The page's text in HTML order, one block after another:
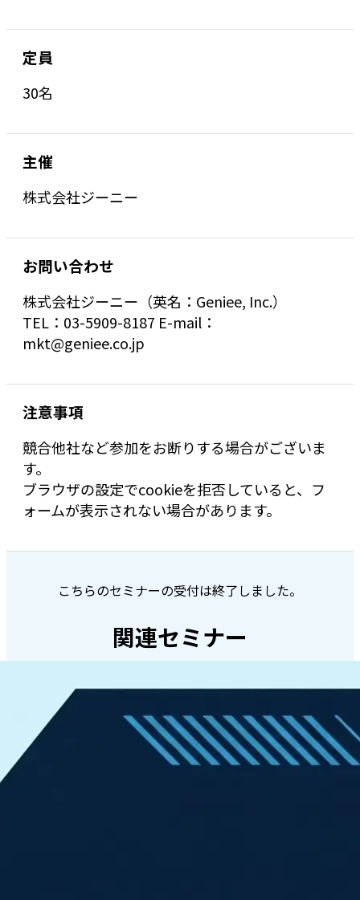
定員
30名
主催
株式会社ジーニー
お問い合わせ
株式会社ジーニー（英名：Geniee, Inc.）
TEL：03-5909-8187 E-mail：
mkt@geniee.co.jp
注意事項
競合他社など参加をお断りする場合がございま
す。
ブラウザの設定でcookieを拒否していると、フ
ォームが表示されない場合があります。
こちらのセミナーの受付は終了しました。
関連セミナー